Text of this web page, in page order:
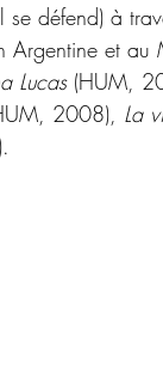
défend) à
Argentine et
Lucas (HUM,
2008), La